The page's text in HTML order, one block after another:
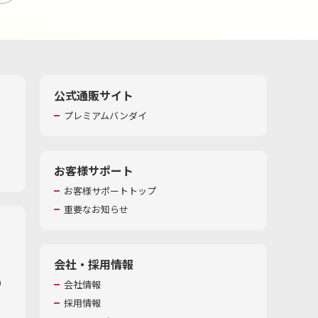
公式通販サイト
プレミアムバンダイ
お客様サポート
お客様サポートトップ
重要なお知らせ
会社・採用情報
会社情報
採用情報